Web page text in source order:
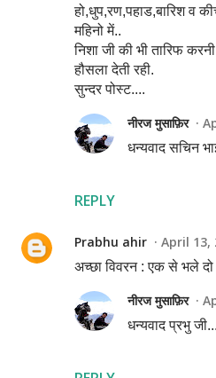
हो,धुप,रण,पहाड,बारिश व
महिनो में..
निशा जी की भी तारिफ
हौसला देती रही.
सुन्दर पोस्ट....
REPLY
नीरज मुसाफ़िर
धन्यवाद सचिन
Prabhu ahir April 13,
अच्छा विवरन : एक से भले दो
नीरज मुसाफ़िर
धन्यवाद प्रभु जी...